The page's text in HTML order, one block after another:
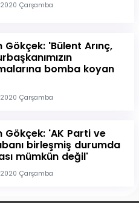
Çarşamba
Gökçek: 'Bülent Arınç,
bomba koyan
Çarşamba
Gökçek: 'AK Parti ve
birleşmiş durumda
mümkün değil'
Çarşamba